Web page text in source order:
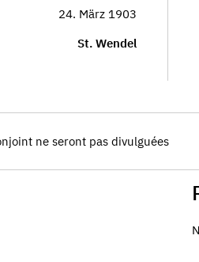
24. März 1903
St. Wendel
ne seront pas divulguées